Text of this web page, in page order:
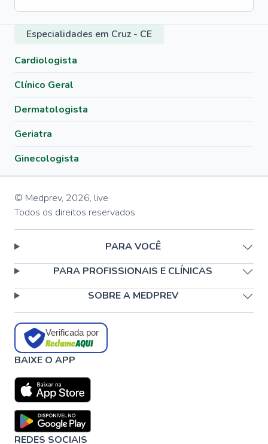
Especialidades em Cruz - CE
Cardiologista
Clínico Geral
Dermatologista
Geriatra
Ginecologista
© Medprev, 2026, live
Todos os direitos reservados
PARA VOCÊ
PARA PROFISSIONAIS E CLÍNICAS
SOBRE A MEDPREV
Verificada por
BAIXE O APP
REDES SOCIAIS